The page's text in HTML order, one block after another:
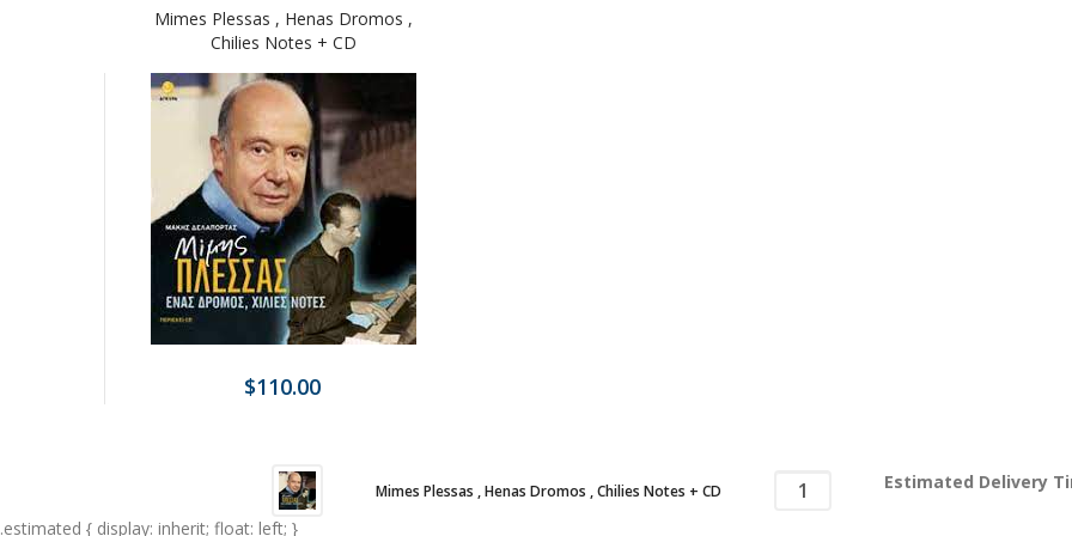
Mimes Plessas , Henas Dromos ,
Chilies Notes + CD
$110.00
Mimes Plessas , Henas Dromos , Chilies Notes + CD Estimated Delivery
.estimated { display: inherit; float: left; }